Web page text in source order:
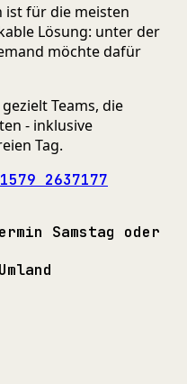
ist für die meisten
Lösung: unter der
möchte dafür
Teams, die
- inklusive
Tag.
2637177
Samstag oder